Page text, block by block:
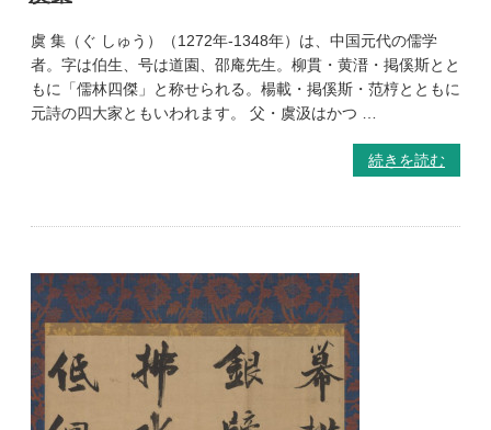
虞 集（ぐ しゅう）（1272年-1348年）は、中国元代の儒学
者。字は伯生、号は道園、邵庵先生。柳貫・黄溍・掲傒斯とと
もに「儒林四傑」と称せられる。楊載・掲傒斯・范梈とともに
元詩の四大家ともいわれます。 父・虞汲はかつ …
続きを読む